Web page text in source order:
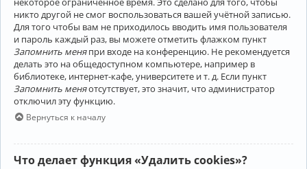
никто другой не смог воспользоваться вашей учётной записью.
Для того чтобы вам не приходилось вводить имя пользователя
и пароль каждый раз, вы можете отметить флажком пункт
Запомнить меняпри входе на конференцию. Не рекомендуется
делать это на общедоступном компьютере, например в
библиотеке, интернет-кафе, университете и т. д. Если пункт
Запомнить меняотсутствует, это значит, что администратор
отключил эту функцию.
Вернуться к началу
Что делает функция «Удалить cookies»?